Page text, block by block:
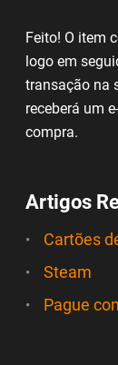
Feito! O item
logo em
transação na
receberá um
compra.
Artigos
Cartões
Steam
Pague